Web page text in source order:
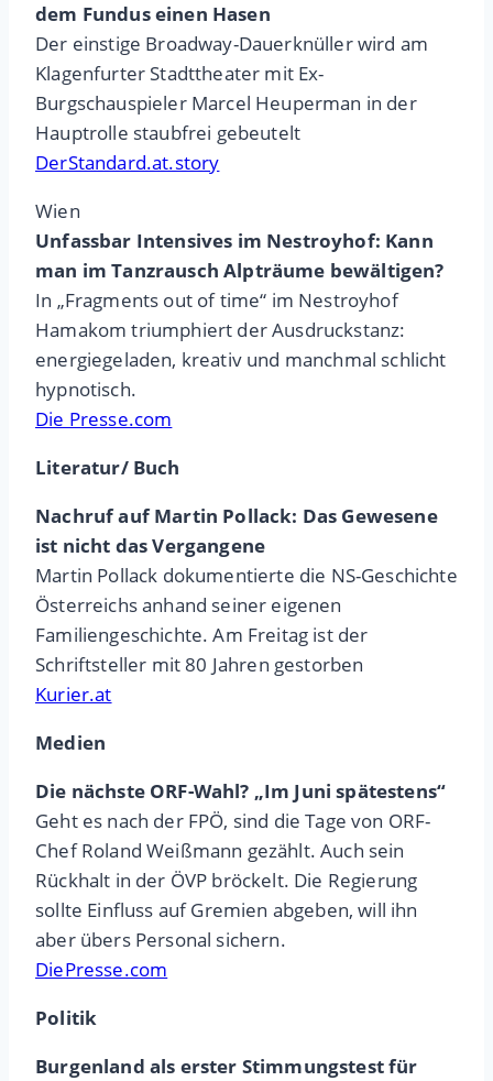
dem Fundus einen Hasen
Der einstige Broadway-Dauerknüller wird am
Klagenfurter Stadttheater mit Ex-
Burgschauspieler Marcel Heuperman in der
Hauptrolle staubfrei gebeutelt
DerStandard.at.story
Wien
Unfassbar Intensives im Nestroyhof: Kann
man im Tanzrausch Alpträume bewältigen?
In „Fragments out of time“ im Nestroyhof
Hamakom triumphiert der Ausdruckstanz:
energiegeladen, kreativ und manchmal schlicht
hypnotisch.
Die Presse.com
Literatur/ Buch
Nachruf auf Martin Pollack: Das Gewesene
ist nicht das Vergangene
Martin Pollack dokumentierte die NS-Geschichte
Österreichs anhand seiner eigenen
Familiengeschichte. Am Freitag ist der
Schriftsteller mit 80 Jahren gestorben
Kurier.at
Medien
Die nächste ORF-Wahl? „Im Juni spätestens“
Geht es nach der FPÖ, sind die Tage von ORF-
Chef Roland Weißmann gezählt. Auch sein
Rückhalt in der ÖVP bröckelt. Die Regierung
sollte Einfluss auf Gremien abgeben, will ihn
aber übers Personal sichern.
DiePresse.com
Politik
Burgenland als erster Stimmungstest für